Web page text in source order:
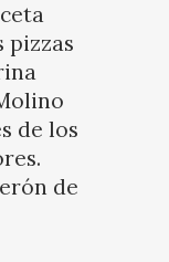
pizzas
de los
de